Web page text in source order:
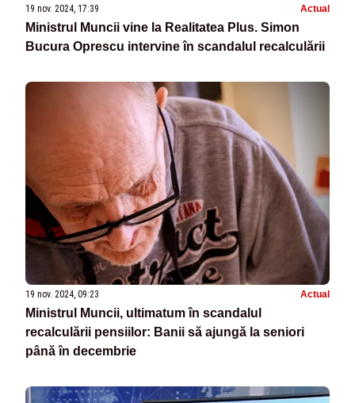
19 nov. 2024, 17:39 Actual
Ministrul Muncii vine la Realitatea Plus. Simon
Bucura Oprescu intervine în scandalul recalculării
19 nov. 2024, 09:23 Actual
Ministrul Muncii, ultimatum în scandalul
recalculării pensiilor: Banii să ajungă la seniori
până în decembrie